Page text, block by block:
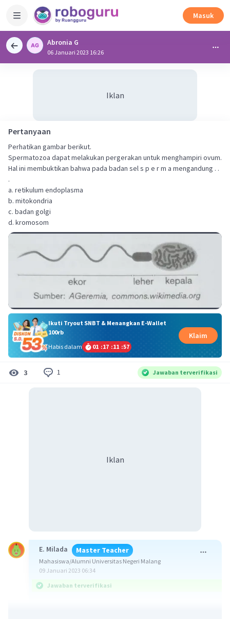
Masuk
Abronia G
06 Januari 2023 16:26
Iklan
Pertanyaan
Perhatikan gambar berikut.
Spermatozoa dapat melakukan pergerakan untuk menghampiri ovum.
Hal ini membuktikan bahwa pada badan sel s p e r m a mengandung . .
.
a. retikulum endoplasma
b. mitokondria
c. badan golgi
d. kromosom
Ikuti Tryout SNBT & Menangkan E-Wallet
100rb
Habis dalam
01 :17 :11 :57
Klaim
3 1 Jawaban terverifikasi
Iklan
E. Milada Master Teacher
Mahasiswa/Alumni Universitas Negeri Malang
09 Januari 2023 06:34
Jawaban terverifikasi